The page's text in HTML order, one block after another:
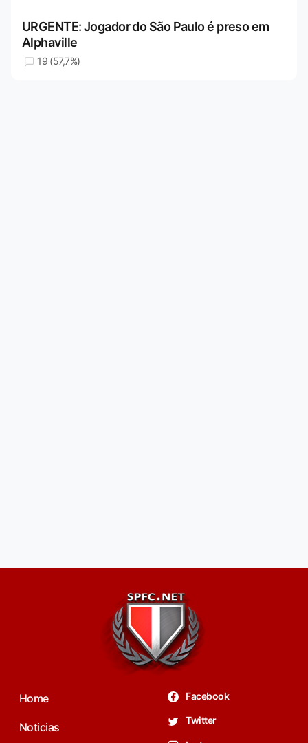
URGENTE: Jogador do São Paulo é preso em
Alphaville
19 (57,7%)
Home
Noticias
Facebook
Twitter